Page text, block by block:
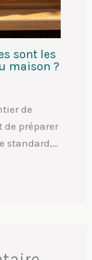
sont les
maison ?
de
préparer
standard,…